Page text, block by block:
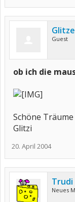
Guest
ob ich die
Schöne Träume
Glitzi
20. April 2004
Trudi
Neues